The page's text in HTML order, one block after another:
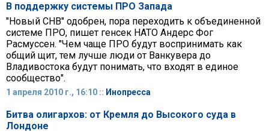
В поддержку системы ПРО Запада
"Новый СНВ" одобрен, пора переходить к объединенной
системе ПРО, пишет генсек НАТО Андерс Фог
Расмуссен. "Чем чаще ПРО будут воспринимать как
общий щит, тем лучше люди от Ванкувера до
Владивостока будут понимать, что входят в единое
сообщество".
1 апреля 2010 г., 16:10 :: Инопресса
Битва олигархов: от Кремля до Высокого суда в
Лондоне